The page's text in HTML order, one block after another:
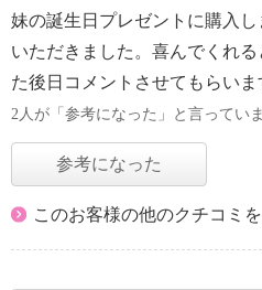
妹の誕生日プレゼントに購入
いただきました。喜んでくれ
た後日コメントさせてもらいま
2人が「参考になった」と言ってい
参考になった
このお客様の他のクチコミ